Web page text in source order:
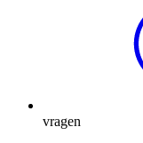
vragen